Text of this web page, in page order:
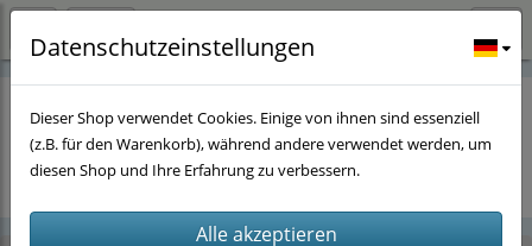
Es wurden leider keine Produkte gefunden.
Datenschutzeinstellungen
Dieser Shop verwendet Cookies. Einige von ihnen sind essenziell
(z.B. für den Warenkorb), während andere verwendet werden, um
diesen Shop und Ihre Erfahrung zu verbessern.